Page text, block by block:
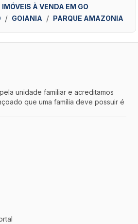
IMÓVEIS À VENDA EM GO
GOIANIA PARQUE AMAZONIA
unidade familiar e acreditamos
que uma família deve possuir é